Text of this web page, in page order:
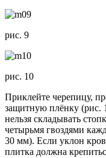
рис. 9
рис. 10
Приклейте черепицу,
защитную плёнку (рис.
нельзя складывать
четырьмя гвоздями
30 мм). Если уклон
плитка должна